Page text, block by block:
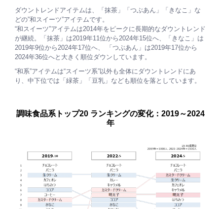
ダウントレンドアイテムは、「抹茶」「つぶあん」「きなこ」な
どの”和スイーツ”アイテムです。
“和スイーツ”アイテムは2014年をピークに長期的なダウントレンド
が継続。「抹茶」は2019年11位から2024年15位へ、「きなこ」は
2019年9位から2024年17位へ、 「つぶあん」は2019年17位から
2024年36位へと大きく順位ダウンしています。
“和系”アイテムは“スイーツ系”以外も全体にダウントレンドにあ
り、中下位では「緑茶」「豆乳」なども順位を落としています。
調味食品系トップ20 ランキングの変化：2019～2024
年